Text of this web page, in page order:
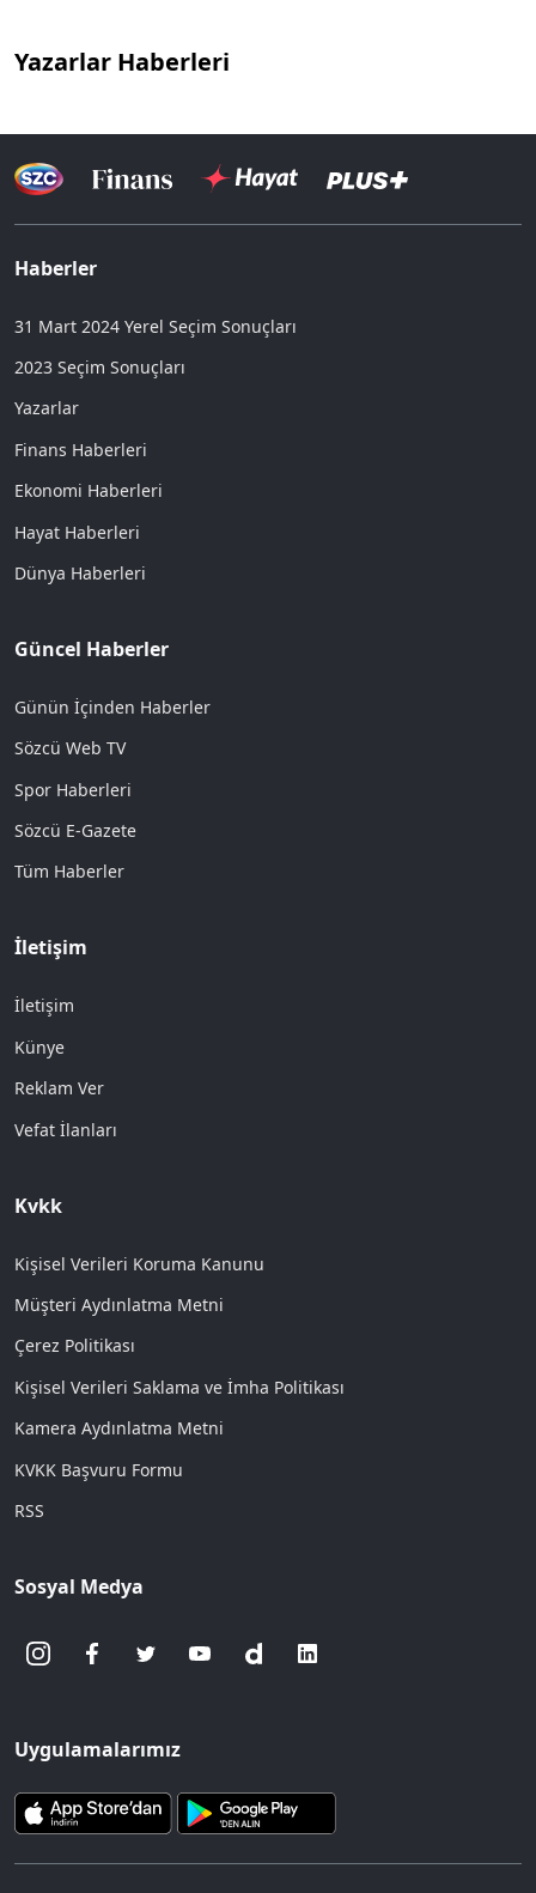
Yazarlar Haberleri
Haberler
31 Mart 2024 Yerel Seçim Sonuçları
2023 Seçim Sonuçları
Yazarlar
Finans Haberleri
Ekonomi Haberleri
Hayat Haberleri
Dünya Haberleri
Güncel Haberler
Günün İçinden Haberler
Sözcü Web TV
Spor Haberleri
Sözcü E-Gazete
Tüm Haberler
İletişim
İletişim
Künye
Reklam Ver
Vefat İlanları
Kvkk
Kişisel Verileri Koruma Kanunu
Müşteri Aydınlatma Metni
Çerez Politikası
Kişisel Verileri Saklama ve İmha Politikası
Kamera Aydınlatma Metni
KVKK Başvuru Formu
RSS
Sosyal Medya
Uygulamalarımız